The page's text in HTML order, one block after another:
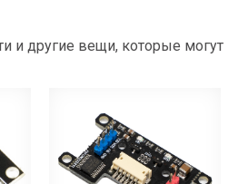
и другие вещи, которые могут